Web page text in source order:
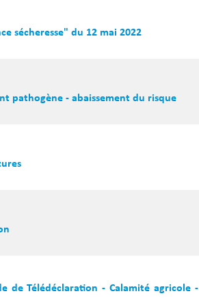
sécheresse" du 12 mai 2022
pathogène - abaissement du risque
de Télédéclaration - Calamité agricole -